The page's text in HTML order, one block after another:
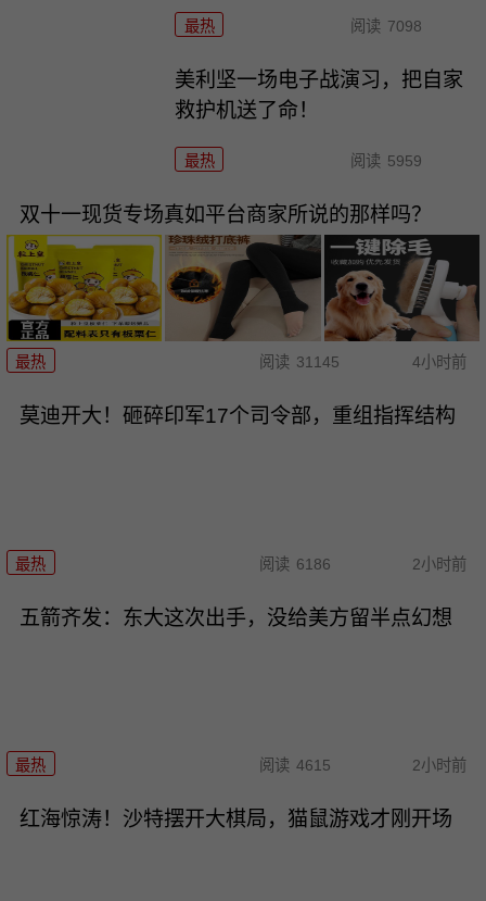
最热 阅读 7098
美利坚一场电子战演习，把自家
救护机送了命！
最热 阅读 5959
双十一现货专场真如平台商家所说的那样吗？
最热 阅读 31145 4小时前
莫迪开大！砸碎印军17个司令部，重组指挥结构
最热 阅读 6186 2小时前
五箭齐发：东大这次出手，没给美方留半点幻想
最热 阅读 4615 2小时前
红海惊涛！沙特摆开大棋局，猫鼠游戏才刚开场